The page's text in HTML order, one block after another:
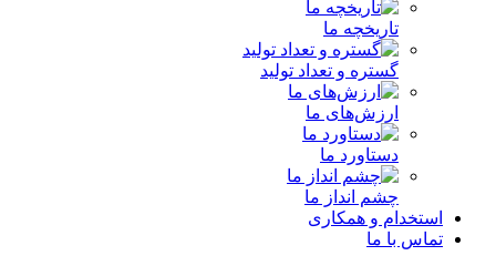
تاریخچه ما
گستره و تعداد تولید
ارزش‌های ما
دستاورد ما
چشم انداز ما
استخدام و همکاری
تماس با ما